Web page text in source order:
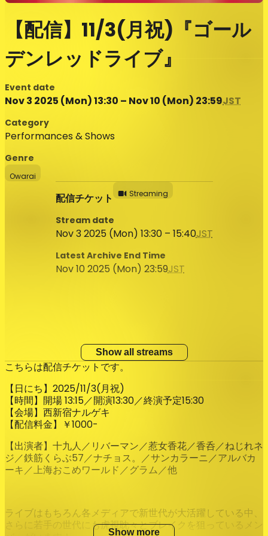
【配信】11/3(月祝)『ゴール
デンレッドライブ』
Event date
Nov 3 2025 (Mon) 13:30 – Nov 10 (Mon) 23:59JST
Category
Performances & Shows
Genre
Owarai
配信チケット Streaming
Stream date
Nov 3 2025 (Mon) 13:30 – 15:40JST
Latest Archive End Time
Nov 10 2025 (Mon) 23:59JST
Show all streams
こちらは配信チケットです。
【日にち】2025/11/3(月祝)
【時間】開場 13:15／開演13:30／終演予定15:30
【会場】西新宿ナルゲキ
【配信料金】￥1000-
【出演者】十九人／リバーマン／惹女香花／香呑／ねじれネ
ジ／鉄筋くらぶ57／ナチョス。／サンカラーニ／アルバカ
ーキ／上海おこめワールド／グラム／他
ライブはもちろん各メディアで新世代が大活躍している中、
さらに若手の世代にも虎視眈々とブレイクを狙っているメン
Show more